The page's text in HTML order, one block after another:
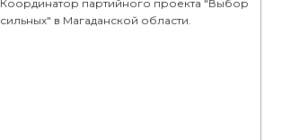
Координатор партийного проекта "Выбор
сильных" в Магаданской области.